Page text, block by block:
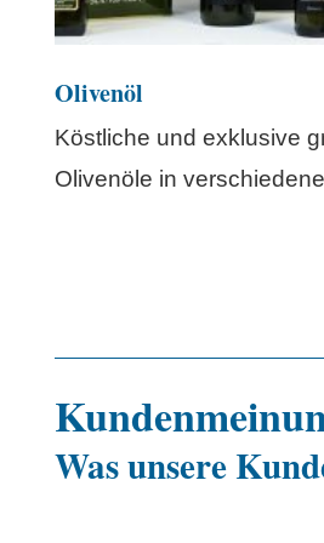
Olivenöl
Köstliche und exklusive
Olivenöle in
Was unsere